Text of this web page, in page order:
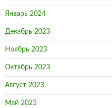
Январь 2024
Декабрь 2023
Ноябрь 2023
Октябрь 2023
Август 2023
Май 2023